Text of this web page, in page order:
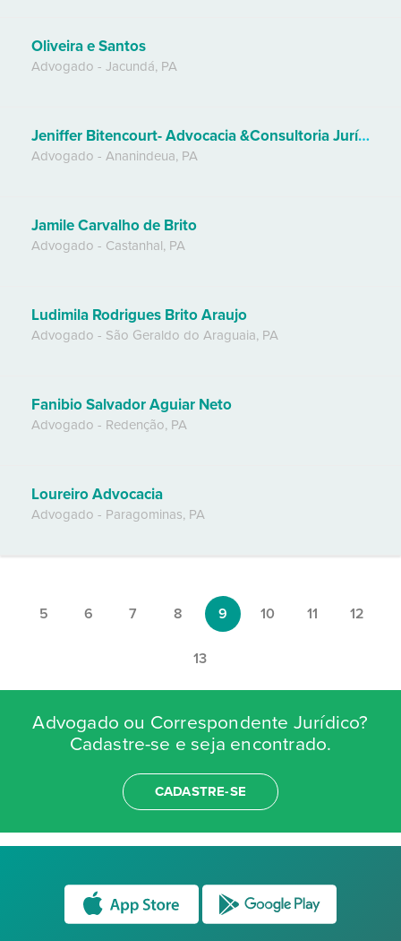
Oliveira e Santos
Advogado - Jacundá, PA
Jeniffer Bitencourt- Advocacia &Consultoria Jurídica
Advogado - Ananindeua, PA
Jamile Carvalho de Brito
Advogado - Castanhal, PA
Ludimila Rodrigues Brito Araujo
Advogado - São Geraldo do Araguaia, PA
Fanibio Salvador Aguiar Neto
Advogado - Redenção, PA
Loureiro Advocacia
Advogado - Paragominas, PA
5 6 7 8 9 10 11 12
13
Advogado ou Correspondente Jurídico?
Cadastre-se e seja encontrado.
CADASTRE-SE